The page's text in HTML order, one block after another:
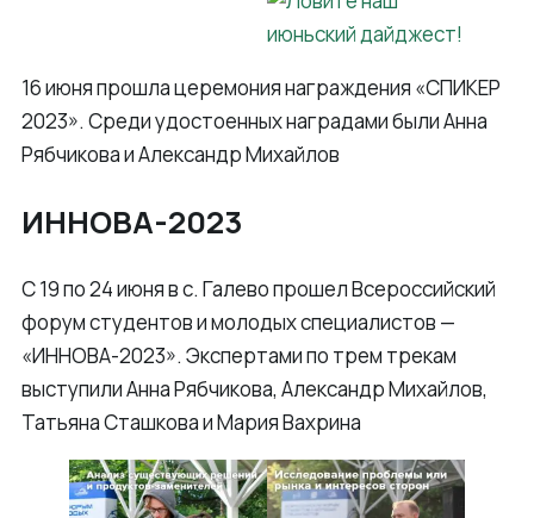
16 июня прошла церемония награждения «СПИКЕР
2023». Среди удостоенных наградами были Анна
Рябчикова и Александр Михайлов
ИННОВА-2023
С 19 по 24 июня в с. Галево прошел Всероссийский
форум студентов и молодых специалистов —
«ИННОВА-2023». Экспертами по трем трекам
выступили Анна Рябчикова, Александр Михайлов,
Татьяна Сташкова и Мария Вахрина